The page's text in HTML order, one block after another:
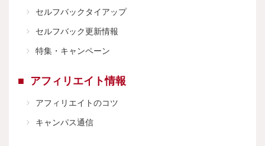
セルフバックタイアップ
セルフバック更新情報
特集・キャンペーン
アフィリエイト情報
アフィリエイトのコツ
キャンパス通信